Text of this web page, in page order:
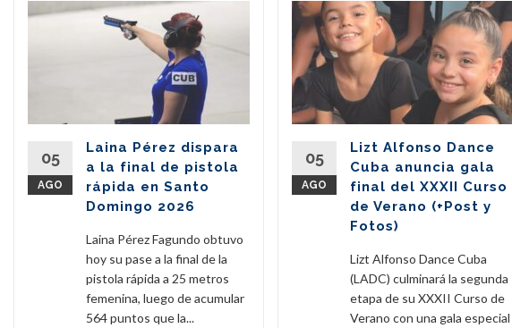
05
AGO
Laina Pérez dispara
a la final de pistola
rápida en Santo
Domingo 2026
Laina Pérez Fagundo obtuvo
hoy su pase a la final de la
pistola rápida a 25 metros
femenina, luego de acumular
564 puntos que la...
05
AGO
Lizt Alfonso Dance
Cuba anuncia gala
final del XXXII Curso
de Verano (+Post y
Fotos)
Lizt Alfonso Dance Cuba
(LADC) culminará la segunda
etapa de su XXXII Curso de
Verano con una gala especial